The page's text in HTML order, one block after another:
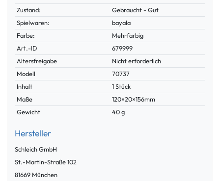
Zustand:
Gebraucht - Gut
Spielwaren:
bayala
Farbe:
Mehrfarbig
Technisches
Merkmal
Wert
Art.-ID
679999
Altersfreigabe
Nicht erforderlich
Modell
70737
Inhalt
1 Stück
Maße
120×20×156mm
Gewicht
40 g
Hersteller
Schleich GmbH
St.-Martin-Straße102
81669 München